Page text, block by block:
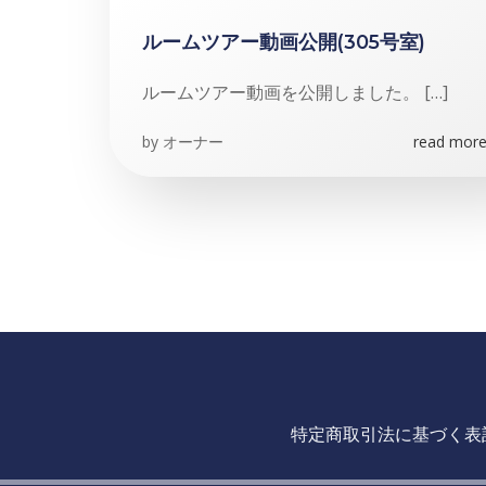
ルームツアー動画公開(305号室)
ルームツアー動画を公開しました。 […]
by オーナー read
特定商取引法に基づく表